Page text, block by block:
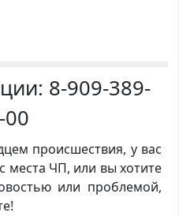
8-909-389-
00
происшествия, у вас
места ЧП, или вы хотите
или проблемой,